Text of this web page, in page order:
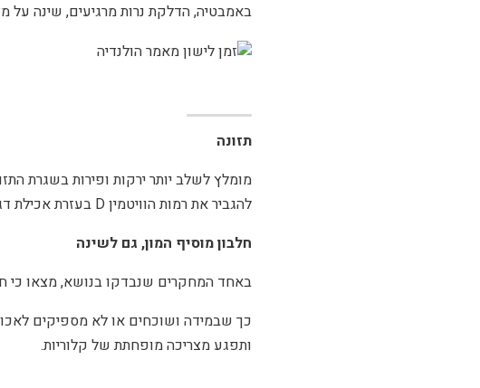
באמבטיה, הדלקת נרות מרגיעים, שינה על
תזונה
מומלץ לשלב יותר ירקות ופירות בשגרת
להגביר את רמות הוויטמין D בעזרת אכילת דגים שומניים כמו סלמון, מקרל, סרדינים וביצים.
חלבון מוסיף המון, גם לשינה
באחד המחקרים שנבדקו בנושא, מצאו כי
כך שבמידה ושוכחים או לא מספיקים
ותפגע מצריכה מופחתת של קלוריות.